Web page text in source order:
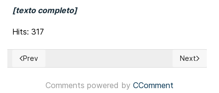
[texto completo]
Hits: 317
Previous article: Honduras: Seguidores del Partido LIBRE
Prev Next
Next
Comments powered by CComment